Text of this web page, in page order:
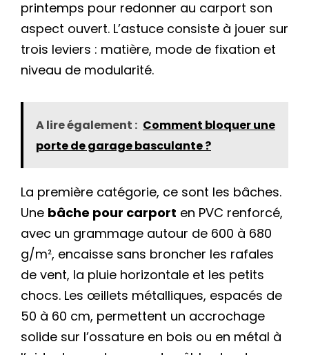
printemps pour redonner au carport son
aspect ouvert. L’astuce consiste à jouer sur
trois leviers : matière, mode de fixation et
niveau de modularité.
A lire également : Comment bloquer une
porte de garage basculante ?
La première catégorie, ce sont les bâches.
Une bâche pour carport en PVC renforcé,
avec un grammage autour de 600 à 680
g/m², encaisse sans broncher les rafales
de vent, la pluie horizontale et les petits
chocs. Les œillets métalliques, espacés de
50 à 60 cm, permettent un accrochage
solide sur l’ossature en bois ou en métal à